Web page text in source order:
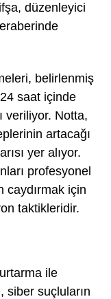
düzenleyici
belirlenmiş
saat içinde
veriliyor. Notta,
artacağı
yer alıyor.
profesyonel
caydırmak için
taktikleridir.
ile
siber suçluların